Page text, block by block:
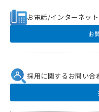
お電話/インターネッ
お
採用に関するお問い合